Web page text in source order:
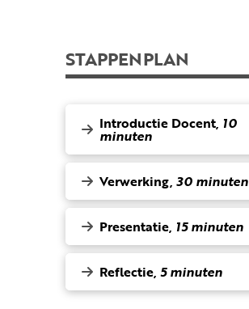
STAPPENPLAN
Introductie Docent, 10
minuten
Verwerking, 30 minuten
Presentatie, 15 minuten
Reflectie, 5 minuten